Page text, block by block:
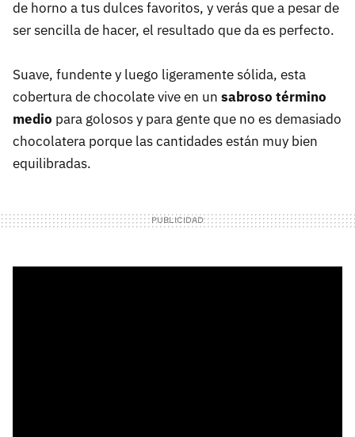
de horno a tus dulces favoritos, y verás que a pesar de
ser sencilla de hacer, el resultado que da es perfecto.
Suave, fundente y luego ligeramente sólida, esta
cobertura de chocolate vive en un sabroso término
medio para golosos y para gente que no es demasiado
chocolatera porque las cantidades están muy bien
equilibradas.